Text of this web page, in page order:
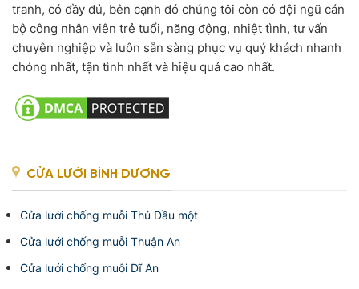
tranh, có đầy đủ, bên cạnh đó chúng tôi còn có đội ngũ cán
bộ công nhân viên trẻ tuổi, năng động, nhiệt tình, tư vấn
chuyên nghiệp và luôn sẵn sàng phục vụ quý khách nhanh
chóng nhất, tận tình nhất và hiệu quả cao nhất.
CỬA LƯỚI BÌNH DƯƠNG
Cửa lưới chống muỗi Thủ Dầu một
Cửa lưới chống muỗi Thuận An
Cửa lưới chống muỗi Dĩ An